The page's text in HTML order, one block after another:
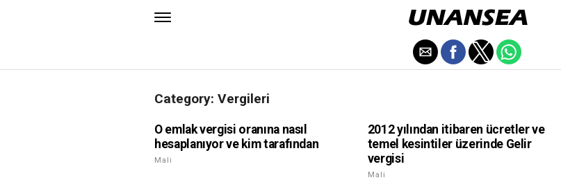
Category: Vergileri
O emlak vergisi oranına nasıl
hesaplanıyor ve kim tarafından
Mali
2012 yılından itibaren ücretler ve
temel kesintiler üzerinde Gelir
vergisi
Mali